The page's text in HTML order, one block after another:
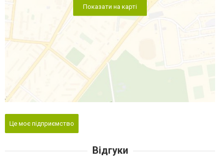
Показати на карті
Це моє підприємство
Відгуки